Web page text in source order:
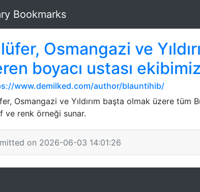
Bookmarks
Osmangazi ve
boyacı ustası ekibimiz
www.demilked.com/author/blauntihib/
Osmangazi ve Yıldırım başta olmak üzere tüm
ve renk örneği sunar.
on 2026-06-03 14:01:26